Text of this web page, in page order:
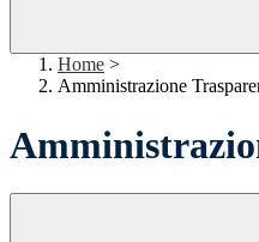
Home >
Amministrazione